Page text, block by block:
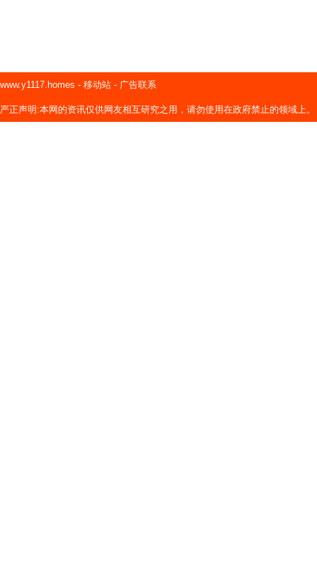
www.y1117.homes - 移动站 - 广告联系
严正声明:本网的资讯仅供网友相互研究之用，请勿使用在政府禁止的领域上。